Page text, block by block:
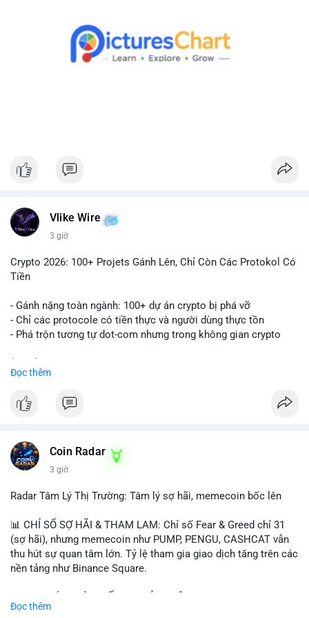
hành động theo cảm xúc. Nếu chuyển sang ví lạnh, đây là tín
hiệu tích cực cho xu hướng dài hạn.
Vlike Wire
3 giờ
Crypto 2026: 100+ Projets Gánh Lên, Chỉ Còn Các Protokol Có
Tiền
- Gánh nặng toàn ngành: 100+ dự án crypto bị phá vỡ
- Chỉ các protocole có tiền thực và người dùng thực tồn
- Phá trộn tương tự dot-com nhưng trong không gian crypto
Đọc thêm
Coin Radar
3 giờ
Radar Tâm Lý Thị Trường: Tâm lý sợ hãi, memecoin bốc lên
📊 CHỈ SỐ SỢ HÃI & THAM LAM: Chỉ số Fear & Greed chỉ 31
(sợ hãi), nhưng memecoin như PUMP, PENGU, CASHCAT vẫn
thu hút sự quan tâm lớn. Tỷ lệ tham gia giao dịch tăng trên các
nền tảng như Binance Square.
CASHCAT, SUI, TAO xuất hiện nhiều trong tìm kiếm Việt Nam
Đọc thêm